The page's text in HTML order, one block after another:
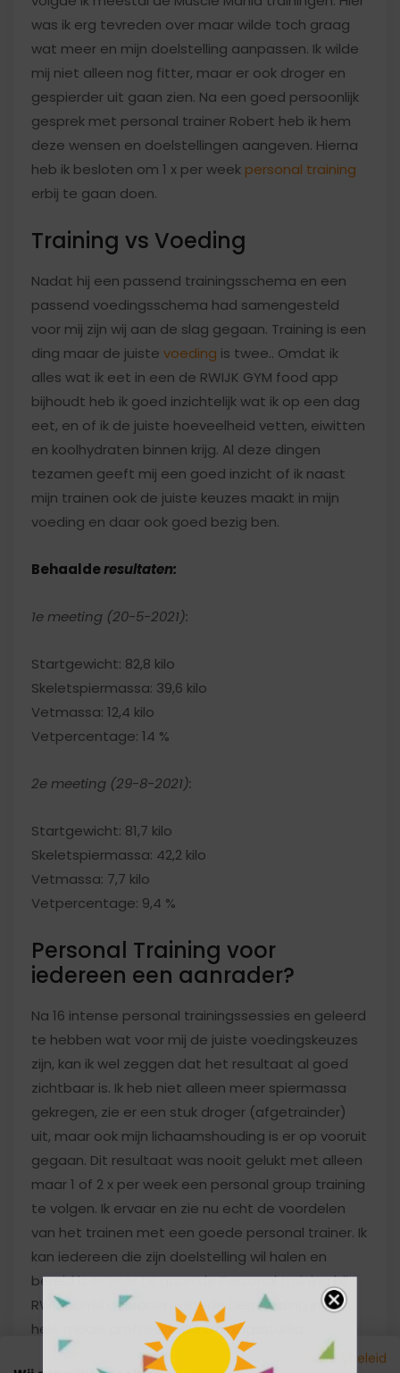
was ik erg tevreden over maar wilde toch graag
wat meer en mijn doelstelling aanpassen. Ik wilde
mij niet alleen nog fitter, maar er ook droger en
gespierder uit gaan zien. Na een goed persoonlijk
gesprek met personal trainer Robert heb ik hem
deze wensen en doelstellingen aangeven. Hierna
heb ik besloten om 1 x per week personal training
erbij te gaan doen.
Training vs Voeding
Nadat hij een passend trainingsschema en een
passend voedingsschema had samengesteld
voor mij zijn wij aan de slag gegaan. Training is een
ding maar de juiste voeding is twee.. Omdat ik
alles wat ik eet in een de RWIJK GYM food app
bijhoudt heb ik goed inzichtelijk wat ik op een dag
eet, en of ik de juiste hoeveelheid vetten, eiwitten
en koolhydraten binnen krijg. Al deze dingen
tezamen geeft mij een goed inzicht of ik naast
mijn trainen ook de juiste keuzes maakt in mijn
voeding en daar ook goed bezig ben.
Behaalderesultaten:
1e meeting (20-5-2021):
Startgewicht: 82,8 kilo
Skeletspiermassa: 39,6 kilo
Vetmassa: 12,4 kilo
Vetpercentage: 14 %
2e meeting (29-8-2021):
Startgewicht: 81,7 kilo
Skeletspiermassa: 42,2 kilo
Vetmassa: 7,7 kilo
Vetpercentage: 9,4 %
Personal Training voor
iedereen een aanrader?
Na 16 intense personal trainingssessies en geleerd
te hebben wat voor mij de juiste voedingskeuzes
zijn, kan ik wel zeggen dat het resultaat al goed
zichtbaar is. Ik heb niet alleen meer spiermassa
gekregen, zie er een stuk droger (afgetrainder)
uit, maar ook mijn lichaamshouding is er op vooruit
gegaan. Dit resultaat was nooit gelukt met alleen
maar 1 of 2 x per week een personal group training
te volgen. Ik ervaar en zie nu echt de voordelen
van het trainen met een goede personal trainer. Ik
kan iedereen die zijn doelstelling wil halen en
bereid is er voor te gaan de Personal training bij
RWIJK GYM aanraden. Goede begeleiding in een
hele mooie professionele trainingsstudio.
Privacybeleid